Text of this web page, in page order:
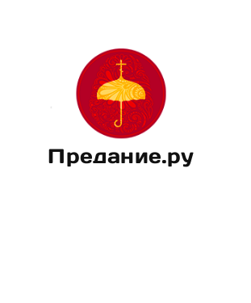
Предание.ру